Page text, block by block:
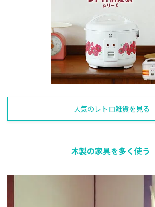
人気のレトロ雑貨を見る
木製の家具を多く使う